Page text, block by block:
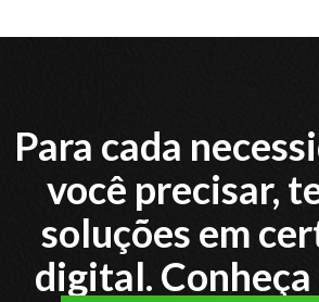
Para cada
você precisar,
soluções em
digital. Conheça